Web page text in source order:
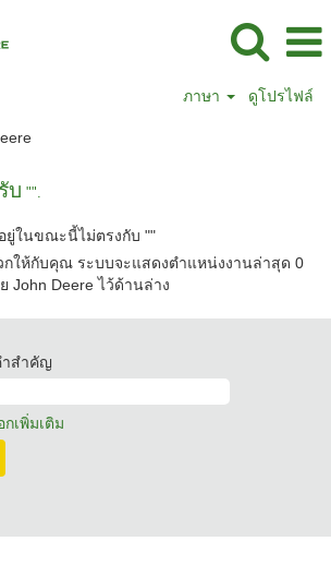
ภาษา ดูโปรไฟล์
(หน้า
บ "".
ยู่ในขณะนี้ไม่ตรงกับ ""
กให้กับคุณ ระบบจะแสดงตำแหน่งงานล่าสุด 0
John Deere ไว้ด้านล่าง
สำคัญ
เพิ่มเติม